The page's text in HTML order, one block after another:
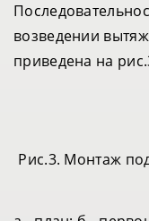
возведении
приведена на
Рис.3. Монтаж